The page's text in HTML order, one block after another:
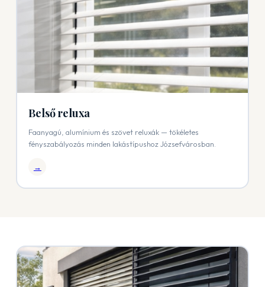
Belső reluxa
Faanyagú, alumínium és szövet reluxák — tökéletes
fényszabályozás minden lakástípushoz Józsefvárosban.
→